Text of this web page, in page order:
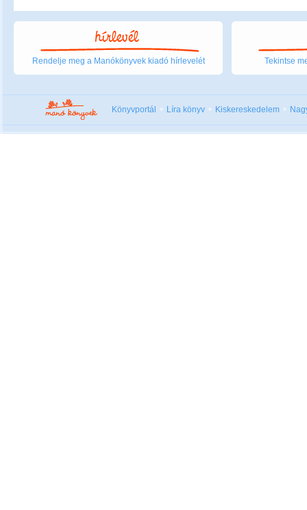
Rendelje meg a Manókönyvek kiadó hírlevelét Tekintse
Könyvportál Líra könyv Kiskereskedelem